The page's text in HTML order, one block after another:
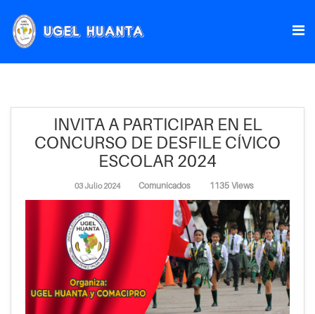
INVITA A PARTICIPAR EN EL
CONCURSO DE DESFILE CÍVICO
ESCOLAR 2024
03 Julio 2024 Comunicados 1135 Views